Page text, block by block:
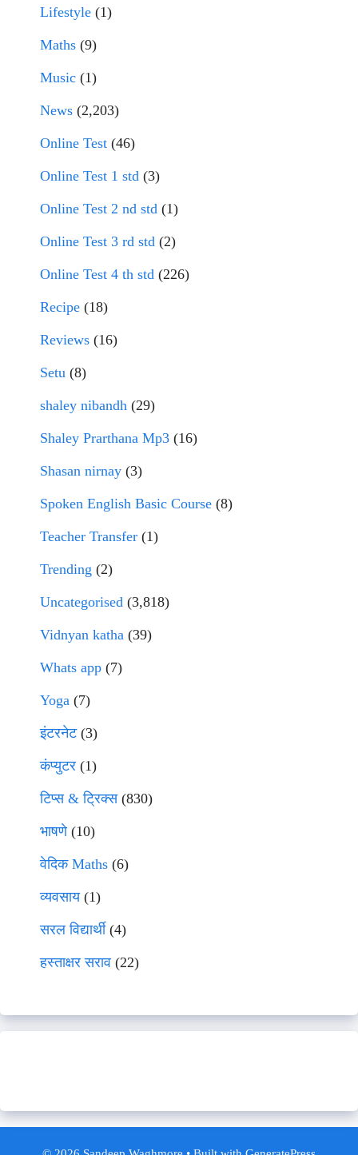
Lifestyle (1)
Maths (9)
Music (1)
News (2,203)
Online Test (46)
Online Test 1 std (3)
Online Test 2 nd std (1)
Online Test 3 rd std (2)
Online Test 4 th std (226)
Recipe (18)
Reviews (16)
Setu (8)
shaley nibandh (29)
Shaley Prarthana Mp3 (16)
Shasan nirnay (3)
Spoken English Basic Course (8)
Teacher Transfer (1)
Trending (2)
Uncategorised (3,818)
Vidnyan katha (39)
Whats app (7)
Yoga (7)
इंटरनेट(3)
कंप्युटर (1)
टिप्स & ट्रिक्स(830)
भाषणे(10)
वेदिक Maths (6)
व्यवसाय(1)
सरल विद्यार्थी(4)
हस्ताक्षर सराव (22)